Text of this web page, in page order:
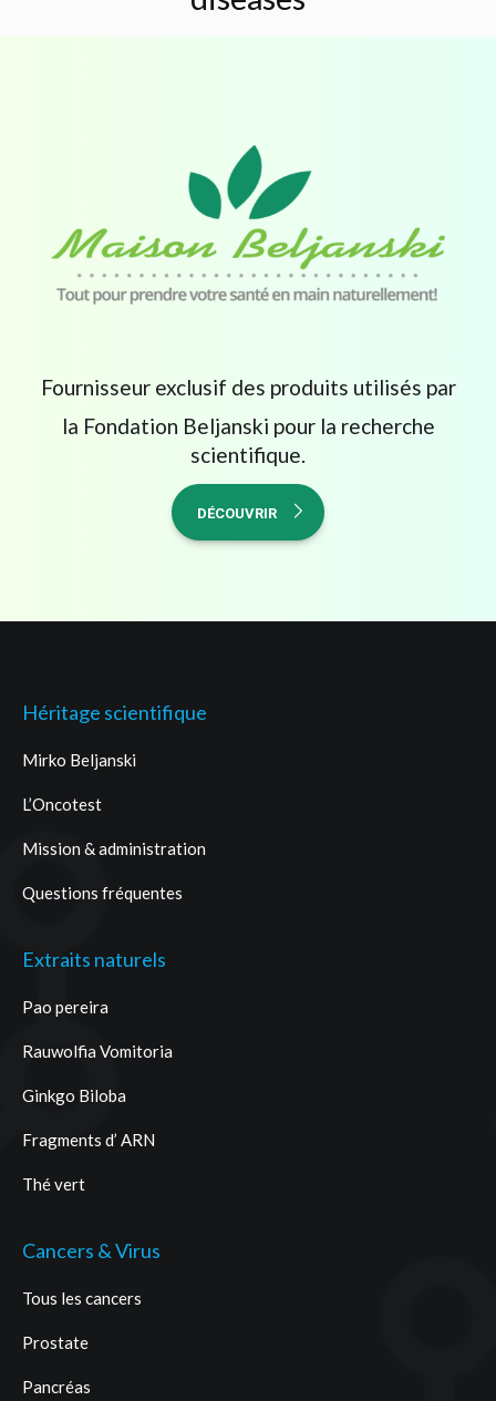
Fournisseur exclusif des produits utilisés par
la Fondation Beljanski pour la recherche
scientifique.
DÉCOUVRIR
Héritage scientifique
Mirko Beljanski
L’Oncotest
Mission & administration
Questions fréquentes
Extraits naturels
Pao pereira
Rauwolfia Vomitoria
Ginkgo Biloba
Fragments d’ ARN
Thé vert
Cancers & Virus
Tous les cancers
Prostate
Pancréas